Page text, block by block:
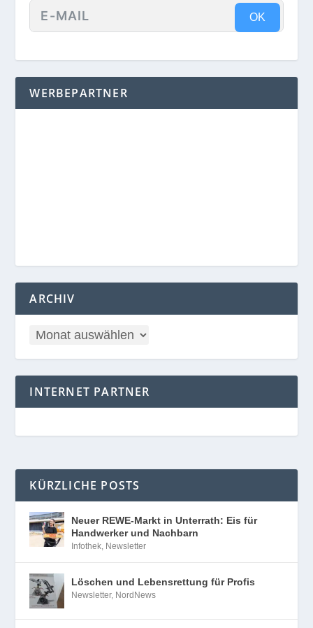
OK
WERBEPARTNER
ARCHIV
INTERNET PARTNER
KÜRZLICHE POSTS
Neuer REWE-Markt in Unterrath: Eis für
Handwerker und Nachbarn
Infothek, Newsletter
Löschen und Lebensrettung für Profis
Newsletter, NordNews